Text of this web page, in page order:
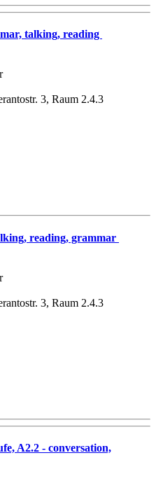
talking, reading
3, Raum 2.4.3
reading, grammar
3, Raum 2.4.3
A2.2 - conversation,